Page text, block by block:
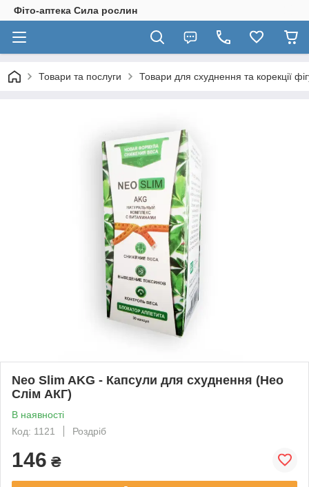
Фіто-аптека Сила рослин
Товари та послуги Товари для схуднення та корекції
Neo Slim AKG - Капсули для схуднення (Нео
Слім АКГ)
В наявності
Код: 1121
Роздріб
146 ₴